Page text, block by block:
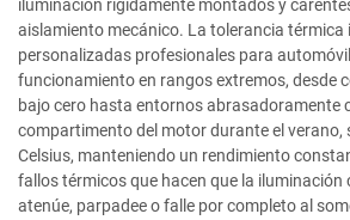
iluminación rígidamente montados y
aislamiento mecánico. La tolerancia térmica
personalizadas profesionales para
funcionamiento en rangos extremos, desde
bajo cero hasta entornos abrasadoramente
compartimento del motor durante el verano,
Celsius, manteniendo un rendimiento
fallos térmicos que hacen que la iluminación
atenúe, parpadee o falle por completo al